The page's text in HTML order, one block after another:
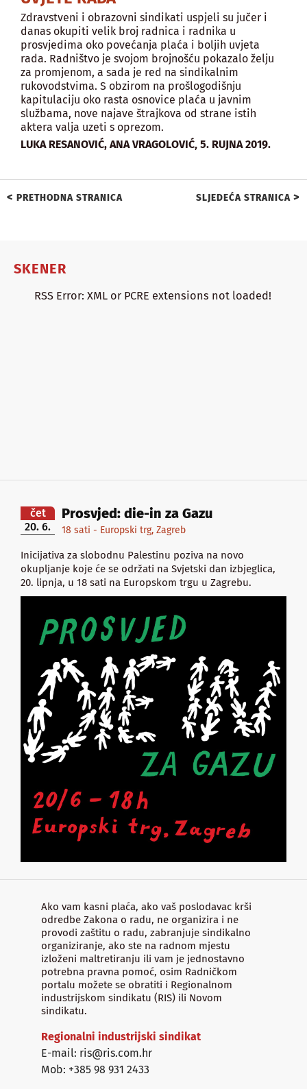
Zdravstveni i obrazovni sindikati uspjeli su jučer i
danas okupiti velik broj radnica i radnika u
prosvjedima oko povećanja plaća i boljih uvjeta
rada. Radništvo je svojom brojnošću pokazalo želju
za promjenom, a sada je red na sindikalnim
rukovodstvima. S obzirom na prošlogodišnju
kapitulaciju oko rasta osnovice plaća u javnim
službama, nove najave štrajkova od strane istih
aktera valja uzeti s oprezom.
LUKA RESANOVIĆ, ANA VRAGOLOVIĆ, 5. RUJNA 2019.
< PRETHODNA STRANICA SLJEDEĆA STRANICA >
SKENER
RSS Error: XML or PCRE extensions not loaded!
čet
20. 6.
Prosvjed: die-in za Gazu
18 sati - Europski trg, Zagreb
Inicijativa za slobodnu Palestinu poziva na novo
okupljanje koje će se održati na Svjetski dan izbjeglica,
20. lipnja, u 18 sati na Europskom trgu u Zagrebu.
Ako vam kasni plaća, ako vaš poslodavac krši
odredbe Zakona o radu, ne organizira i ne
provodi zaštitu o radu, zabranjuje sindikalno
organiziranje, ako ste na radnom mjestu
izloženi maltretiranju ili vam je jednostavno
potrebna pravna pomoć, osim Radničkom
portalu možete se obratiti i Regionalnom
industrijskom sindikatu (RIS) ili Novom
sindikatu.
Regionalni industrijski sindikat
E-mail: ris@ris.com.hr
Mob: +385 98 931 2433